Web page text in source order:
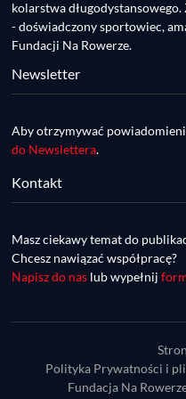
Poland
- zaprasza Mateusz
samochwałki
kolarstwa długodystansowego.
- doświadczony sportowiec,
Fundacji Na Rowerze.
Newsletter
Aby otrzymywać
do Newslettera.
Kontakt
Masz ciekawy temat do
Chcesz nawiązać współpracę?
Napisz do nas lub wypełnij
Polityka Prywatności i
Fundacja Na